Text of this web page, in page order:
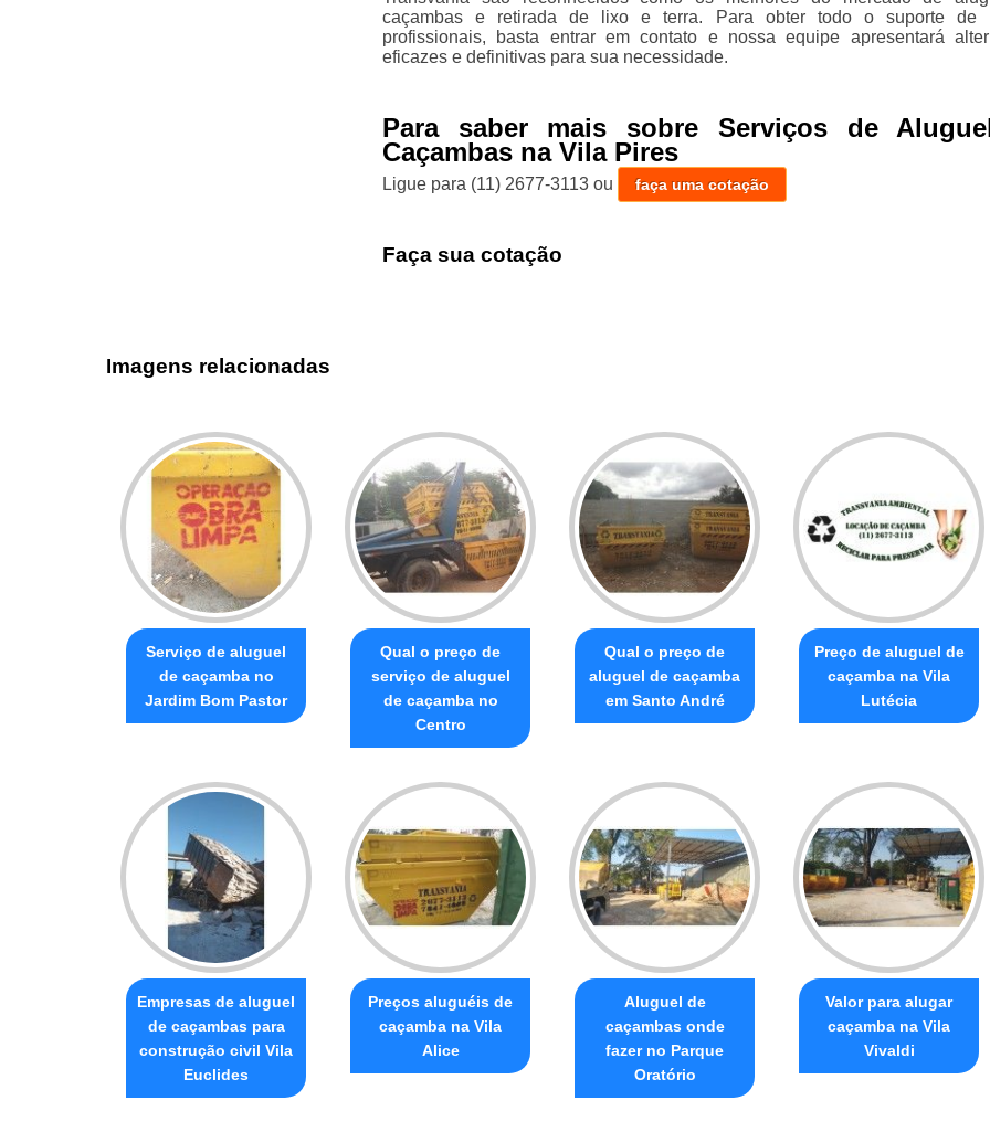
caçambas e retirada de lixo e terra. Para obter todo o suporte de
profissionais, basta entrar em contato e nossa equipe apresentará
eficazes e definitivas para sua necessidade.
Para saber mais sobre Serviços de
Caçambas na Vila Pires
Ligue para (11) 2677-3113 ou faça uma cotação
Faça sua cotação
Imagens relacionadas
Serviço de aluguel
de caçamba no
Jardim Bom Pastor
Qual o preço de
serviço de aluguel
de caçamba no
Centro
Qual o preço de
aluguel de caçamba
em Santo André
Preço de aluguel de
caçamba na Vila
Lutécia
Empresas de aluguel
de caçambas para
construção civil Vila
Euclides
Preços aluguéis de
caçamba na Vila
Alice
Aluguel de
caçambas onde
fazer no Parque
Oratório
Valor para alugar
caçamba na Vila
Vivaldi